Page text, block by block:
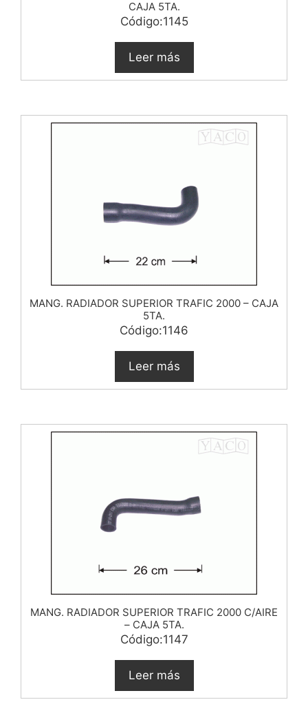
CAJA 5TA.
Código:1145
Leer más
MANG. RADIADOR SUPERIOR TRAFIC 2000 – CAJA
5TA.
Código:1146
Leer más
MANG. RADIADOR SUPERIOR TRAFIC 2000 C/AIRE
– CAJA 5TA.
Código:1147
Leer más